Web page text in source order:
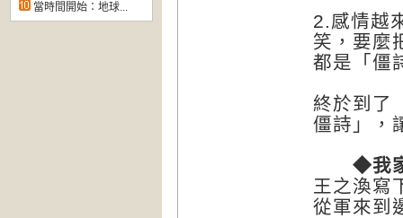
當時間開始：地球...
2.感情越
笑，要麼
都是「僵
終於到了
僵詩」，
◆我家
王之渙寫
從軍來到